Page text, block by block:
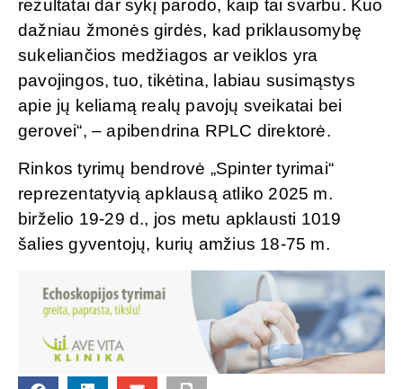
rezultatai dar sykį parodo, kaip tai svarbu. Kuo
dažniau žmonės girdės, kad priklausomybę
sukeliančios medžiagos ar veiklos yra
pavojingos, tuo, tikėtina, labiau susimąstys
apie jų keliamą realų pavojų sveikatai bei
gerovei“, – apibendrina RPLC direktorė.
Rinkos tyrimų bendrovė „Spinter tyrimai“
reprezentatyvią apklausą atliko 2025 m.
birželio 19-29 d., jos metu apklausti 1019
šalies gyventojų, kurių amžius 18-75 m.